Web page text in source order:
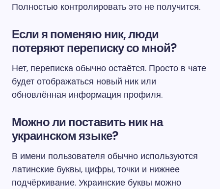
Полностью контролировать это не получится.
Если я поменяю ник, люди
потеряют переписку со мной?
Нет, переписка обычно остаётся. Просто в чате
будет отображаться новый ник или
обновлённая информация профиля.
Можно ли поставить ник на
украинском языке?
В имени пользователя обычно используются
латинские буквы, цифры, точки и нижнее
подчёркивание. Украинские буквы можно